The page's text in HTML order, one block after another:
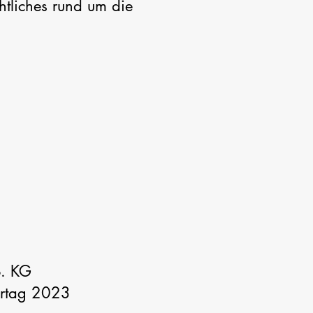
rund um die
KG
2023